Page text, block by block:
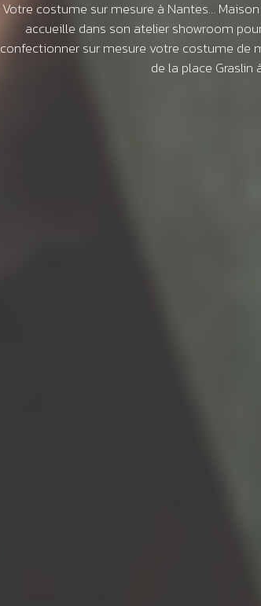
Votre costume sur mesure à Nantes…
accueille dans son atelier showroom
confectionner sur mesure votre costume de
de la place Graslin